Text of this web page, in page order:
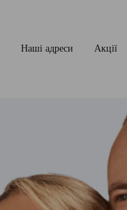
Наші адреси Акції